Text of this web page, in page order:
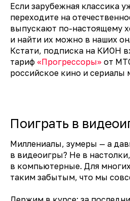
Если зарубежная классика
переходите на
выпускают по-настоящему
и найти их можно в наших
Кстати, подписка на КИОН
тариф «Прогрессоры» от
российское кино и сериалы
Поиграть в
Миллениалы, зумеры — а
в видеоигры? Не в
в компьютерные. Для
таким забытым, что мы
Материал подготовлен
Реклама. ПАО «МТС», ИНН 7740000076
Erid: 2VtzqvikXFP